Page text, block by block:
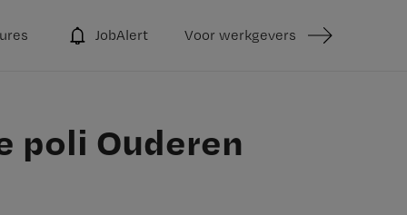
JobAlert Voor werkgevers
poli Ouderen